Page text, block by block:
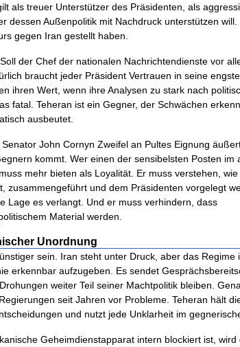
als treuer Unterstützer des Präsidenten, als
dessen Außenpolitik mit Nachdruck unterstützen will.
gegen Iran gestellt haben.
der Chef der nationalen Nachrichtendienste vor
braucht jeder Präsident Vertrauen in seine
ihren Wert, wenn ihre Analysen zu stark nach
fatal. Teheran ist ein Gegner, der Schwächen
ausbeutet.
John Cornyn Zweifel an Pultes Eignung
kommt. Wer einen der sensibelsten Posten im
mehr bieten als Loyalität. Er muss verstehen,
zusammengeführt und dem Präsidenten vorgelegt
Lage es verlangt. Und er muss verhindern, dass
Material werden.
Unordnung
sein. Iran steht unter Druck, aber das Regime
erkennbar aufzugeben. Es sendet
weiter Teil seiner Machtpolitik bleiben.
seit Jahren vor Probleme. Teheran hält
und nutzt jede Unklarheit im
Geheimdienstapparat intern blockiert ist, wird